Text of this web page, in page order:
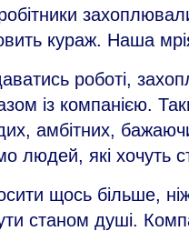
кураж. Наша
роботі,
із
амбітних,
які хочуть
щось більше,
станом душі.